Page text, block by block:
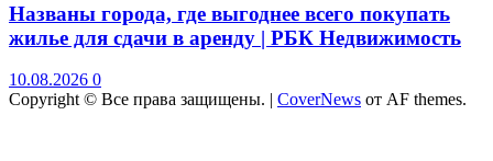
Названы города, где выгоднее всего покупать
жилье для сдачи в аренду | РБК Недвижимость
10.08.2026 0
Copyright © Все права защищены. | CoverNews от AF themes.